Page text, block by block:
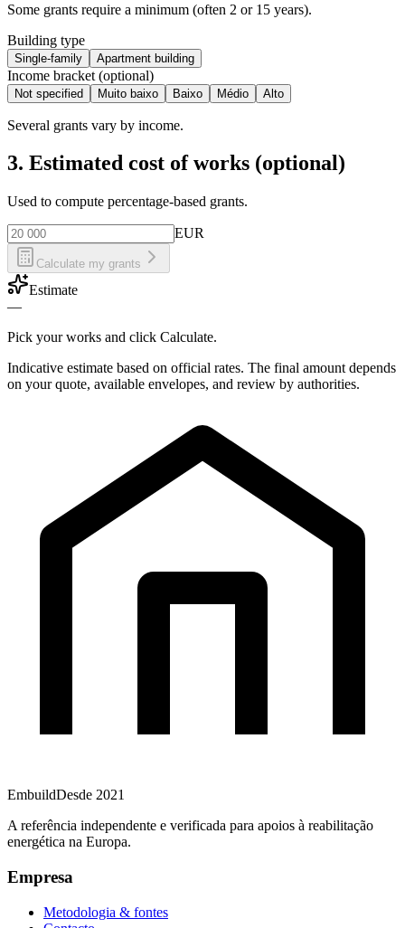
Some grants require a minimum (often 2 or 15 years).
Building type
Single-family Apartment building
Income bracket (optional)
Not specified Muito baixo Baixo Médio Alto
Several grants vary by income.
3. Estimated cost of works (optional)
Used to compute percentage-based grants.
EUR
Calculate my grants
Estimate
—
Pick your works and click Calculate.
Indicative estimate based on official rates. The final amount depends
on your quote, available envelopes, and review by authorities.
EmbuildDesde 2021
A referência independente e verificada para apoios à reabilitação
energética na Europa.
Empresa
Metodologia & fontes